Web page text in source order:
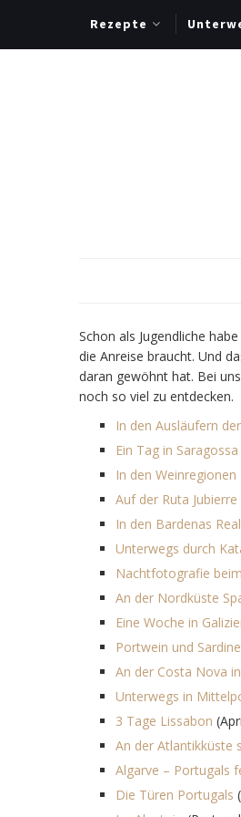
Rezepte
Schon als Jugendliche
die Anreise braucht. Und
daran gewöhnt hat. Bei
noch so viel zu entdecken.
In den Ausläufern
Ein Tag in Saragossa
In den
Auf der Ruta Jubierre
In den Bardenas
Unterwegs durch
Nachtfotografie
An der Nordküste
Eine Woche in
Portwein und
An der Costa Nova
Unterwegs in
3 Tage Lissabon
An der Atlantikküste
Algarve – Portugals
Die Türen Portugals